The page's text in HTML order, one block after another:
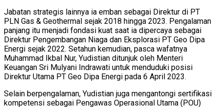
Jabatan strategis lainnya ia emban sebagai Direktur di PT
PLN Gas & Geothermal sejak 2018 hingga 2023. Pengalaman
panjang itu menjadi fondasi kuat saat ia dipercaya sebagai
Direktur Pengembangan Niaga dan Eksplorasi PT Geo Dipa
Energi sejak 2022. Setahun kemudian, pasca wafatnya
Muhammad Ikbal Nur, Yudistian ditunjuk oleh Menteri
Keuangan Sri Mulyani Indrawati untuk menduduki posisi
Direktur Utama PT Geo Dipa Energi pada 6 April 2023.
Selain berpengalaman, Yudistian juga mengantongi sertifikasi
kompetensi sebagai Pengawas Operasional Utama (POU)